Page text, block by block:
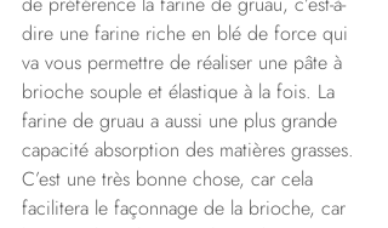
dire une farine riche en blé de force qui
va vous permettre de réaliser une pâte à
brioche souple et élastique à la fois. La
farine de gruau a aussi une plus grande
capacité absorption des matières grasses.
C’est une très bonne chose, car cela
facilitera le façonnage de la brioche, car